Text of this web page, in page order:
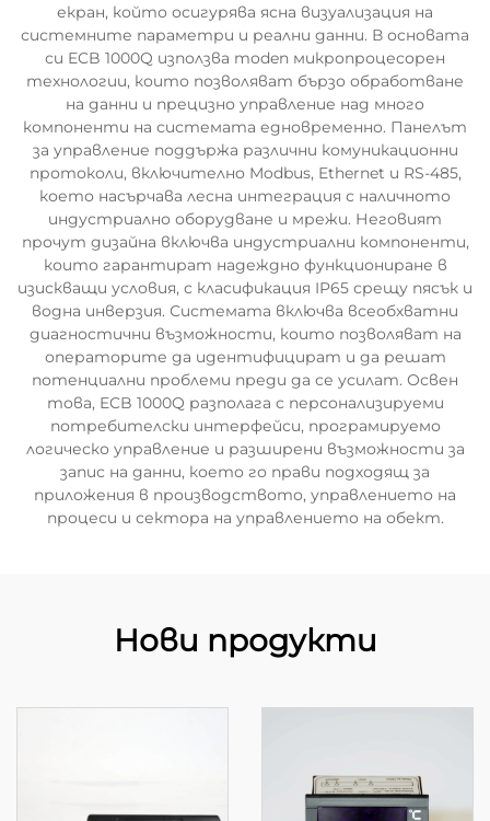
екран, който осигурява ясна визуализация на
системните параметри и реални данни. В основата
си ECB 1000Q използва moden микропроцесорен
технологии, които позволяват бързо обработване
на данни и прецизно управление над много
компоненти на системата едновременно. Панелът
за управление поддържа различни комуникационни
протоколи, включително Modbus, Ethernet и RS-485,
което насърчава лесна интеграция с наличното
индустриално оборудване и мрежи. Неговият
прочут дизайна включва индустриални компоненти,
които гарантират надеждно функциониране в
изискващи условия, с класификация IP65 срещу пясък и
водна инверзия. Системата включва всеобхватни
диагностични възможности, които позволяват на
операторите да идентифицират и да решат
потенциални проблеми преди да се усилат. Освен
това, ECB 1000Q разполага с персонализируеми
потребителски интерфейси, програмируемо
логическо управление и разширени възможности за
запис на данни, което го прави подходящ за
приложения в производството, управлението на
процеси и сектора на управлението на обект.
Нови продукти